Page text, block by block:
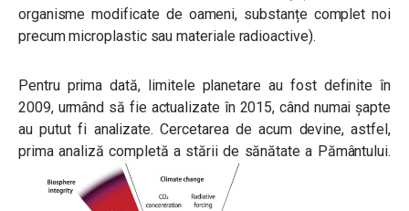
organisme modificate de oameni, substanțe complet noi
precum microplastic sau materiale radioactive).
Pentru prima dată, limitele planetare au fost definite în
2009, urmând să fie actualizate în 2015, când numai șapte
au putut fi analizate. Cercetarea de acum devine, astfel,
prima analiză completă a stării de sănătate a Pământului.